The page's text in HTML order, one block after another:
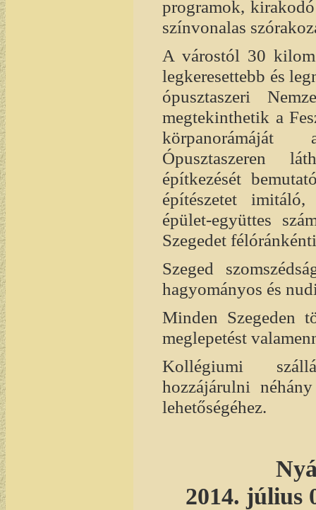
programok,
színvonalas
A várostól 30
legkeresettebb és
ópusztaszeri
megtekinthetik a
Ópusztaszeren
építkezését
építészetet
épület-együttes
Szegedet
Szeged
hagyományos és
Minden Szegeden
meglepetést
Kollégiumi
hozzájárulni
lehetőségéhez.
2014. július